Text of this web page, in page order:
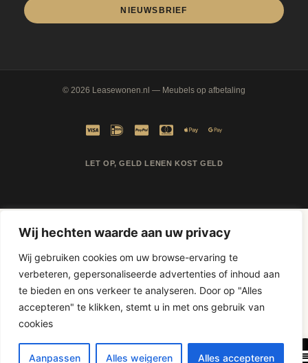
Wij hechten waarde aan uw privacy
Wij gebruiken cookies om uw browse-ervaring te
verbeteren, gepersonaliseerde advertenties of inhoud aan
te bieden en ons verkeer te analyseren. Door op "Alles
accepteren" te klikken, stemt u in met ons gebruik van
cookies
Aanpassen Alles weigeren Alles accepteren
NIEUWSBRIEF
© 2026 Leasewonen.nl — Meubels op afbetaling
LET OP, GELD LENEN KOST GELD
D-Fokker